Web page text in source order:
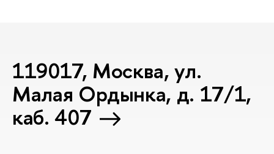
119017, Москва, ул.
Малая Ордынка, д. 17/1,
каб. 407